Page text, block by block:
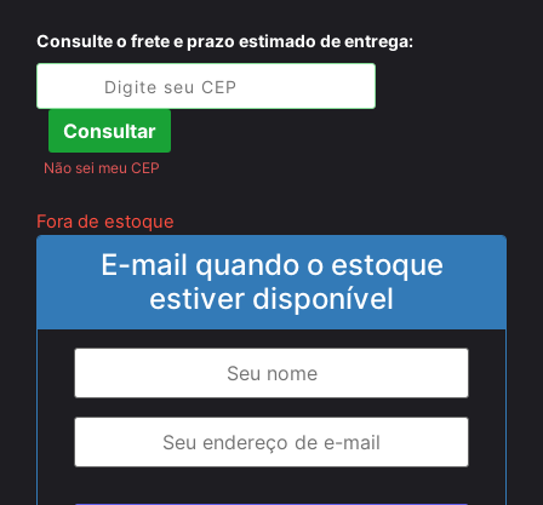
Consulte o frete e prazo estimado de entrega:
Consultar
Não sei meu CEP
Fora de estoque
E-mail quando o estoque
estiver disponível